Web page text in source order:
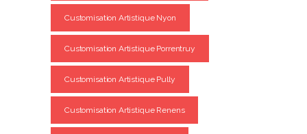
Customisation Artistique Nyon
Customisation Artistique Porrentruy
Customisation Artistique Pully
Customisation Artistique Renens